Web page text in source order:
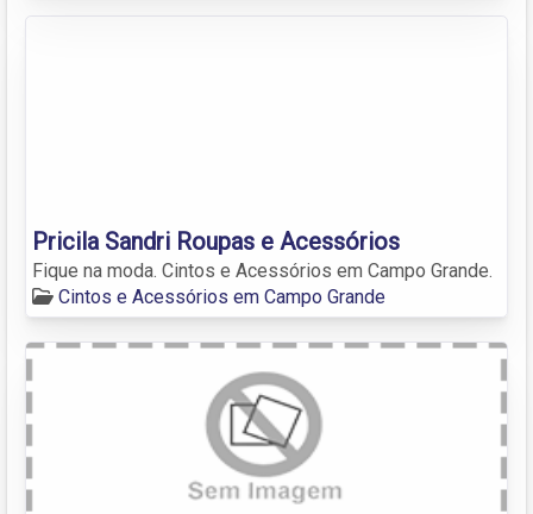
Pricila Sandri Roupas e Acessórios
Fique na moda. Cintos e Acessórios em Campo Grande.
Cintos e Acessórios em Campo Grande